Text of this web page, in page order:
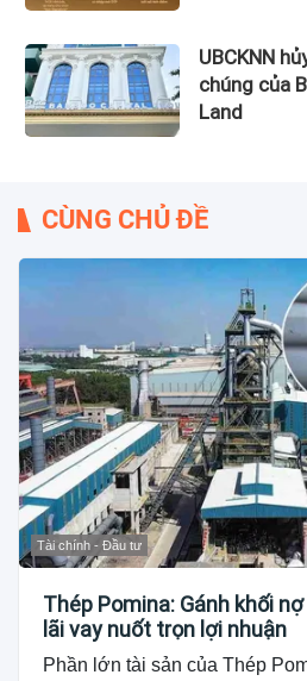
UBCKNN
chúng của
Land
CÙNG CHỦ ĐỀ
Tài chính - Đầu tư
Thép Pomina: Gánh khối
lãi vay nuốt trọn lợi nhuận
Phần lớn tài sản của Thép